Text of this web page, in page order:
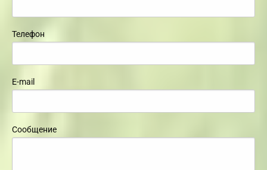
Телефон
E-mail
Сообщение